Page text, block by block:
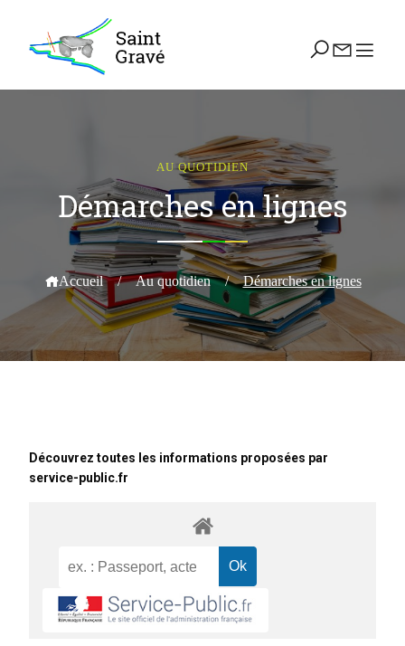
AU QUOTIDIEN
Démarches en lignes
Accueil / Au quotidien / Démarches en lignes
Découvrez toutes les informations proposées par
service-public.fr